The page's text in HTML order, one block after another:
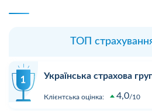
ТОП
Українська страхова
Клієнтська оцінка: 4,0 10